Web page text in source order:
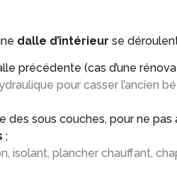
dalle d’intérieur se
précédente (cas d’une
pour casser l’ancien
des sous couches, pour ne
;
isolant, plancher chauffant,